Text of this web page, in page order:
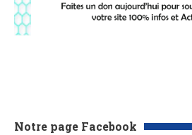
Notre page Facebook